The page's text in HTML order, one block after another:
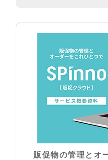
販促物の管理とオ